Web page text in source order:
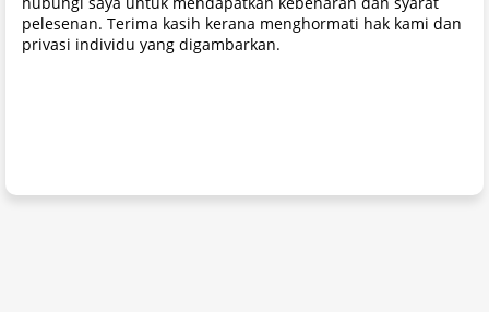
pelesenan. Terima kasih kerana menghormati hak kami dan
privasi individu yang digambarkan.